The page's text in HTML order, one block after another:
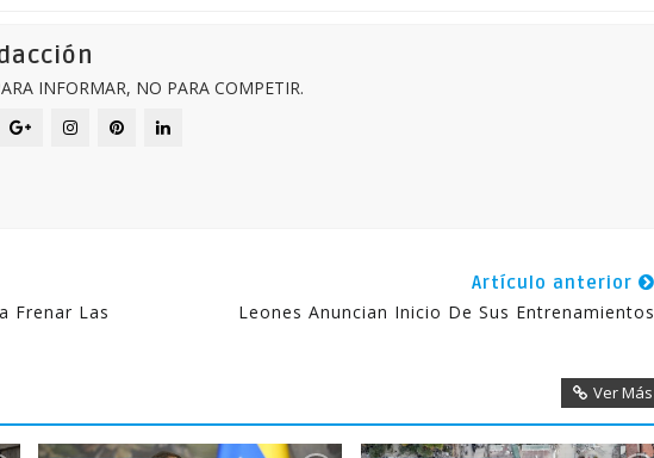
INFORMAR, NO PARA COMPETIR.
Frenar Las
Artículo anterior
Leones Anuncian Inicio De Sus Entrenamientos
Ver Más